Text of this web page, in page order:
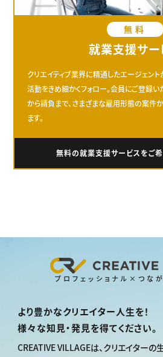
無料
就業支援サー
クリエイティブ業界に精通したエージェン
活動をきめ細かくフォロー。会員にご登録い
から請負まで、さまざまな雇用形態の案件
ます。
無料の就業支援サービスをご
プロフェッショナル×つな
より豊かなクリエイター人生を！
様々な知見・発見を得てください。
CREATIVE VILLAGEは、クリエイターの